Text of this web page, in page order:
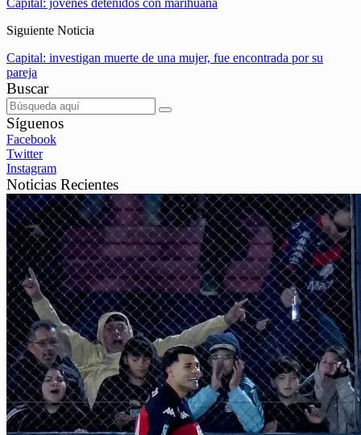
Capital: jóvenes detenidos con marihuana
Siguiente Noticia
Capital: investigan muerte de una mujer, fue encontrada por su
pareja
Buscar
Síguenos
Facebook
Twitter
Instagram
Noticias Recientes